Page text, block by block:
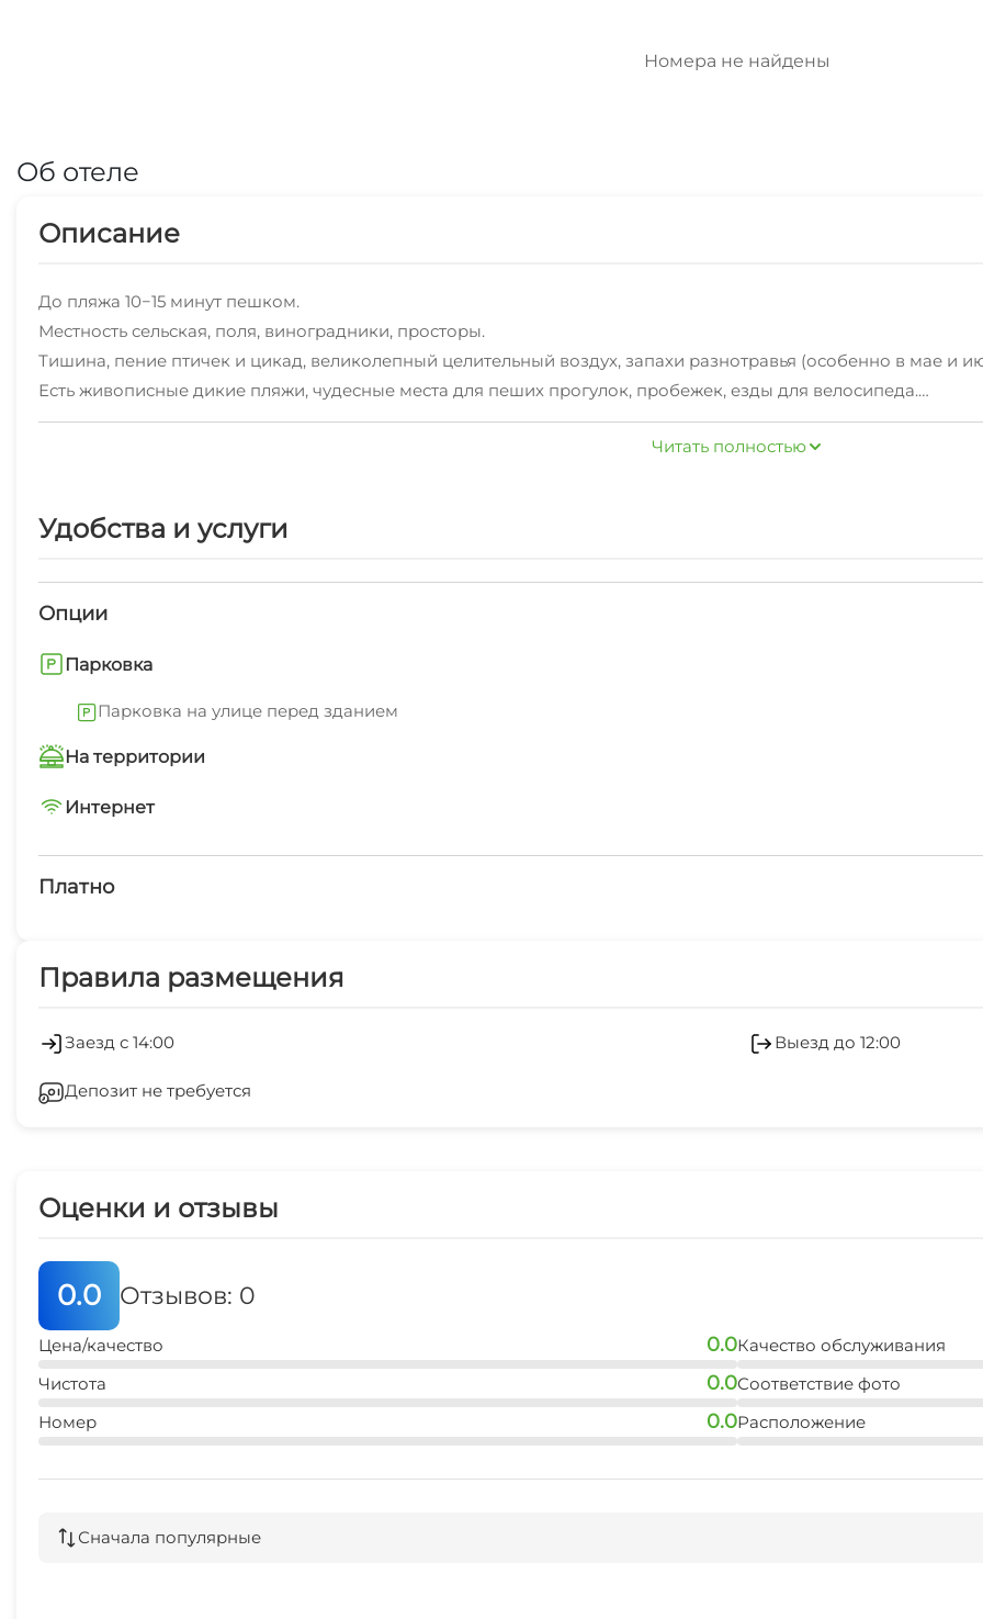
Номера не найдены
Об отеле
Описание
До пляжа 10−15 минут пешком.
Местность сельская, поля, виноградники, просторы.
Тишина, пение птичек и цикад, великолепный целительный воздух, запахи разнотравья (особенно в мае и
Есть живописные дикие пляжи, чудесные места для пеших прогулок, пробежек, езды для велосипеда.
В любой момент можно сорваться и съездить в Севастополь, Бахчисарай или выбраться на экскурсии по
Читать полностью
Удобства и услуги
Опции
Парковка
Парковка на улице перед зданием
На территории
Трансфер от/до аэропорта
Интернет Wi-Fi Автостоянка
Можно с животными
Интернет
Wi-Fi интернет на всей территории
Платно
Экскурсионные услуги
Холодильник Кондиционер
Стиральная машина
СВЧ
Правила размещения
Заезд с 14:00 Выезд до 12:00
Депозит не требуется
Оценки и отзывы
0.0 Отзывов: 0
Цена/качество 0.0
Чистота 0.0
Номер 0.0
Качество обслуживания
Соответствие фото
Расположение
Сначала популярные